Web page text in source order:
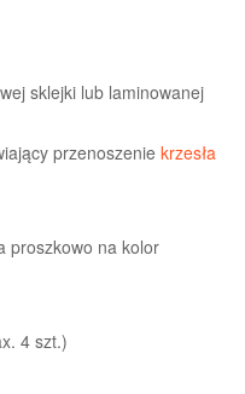
sklejki lub laminowanej
przenoszenie krzesła
proszkowo na kolor
4 szt.)